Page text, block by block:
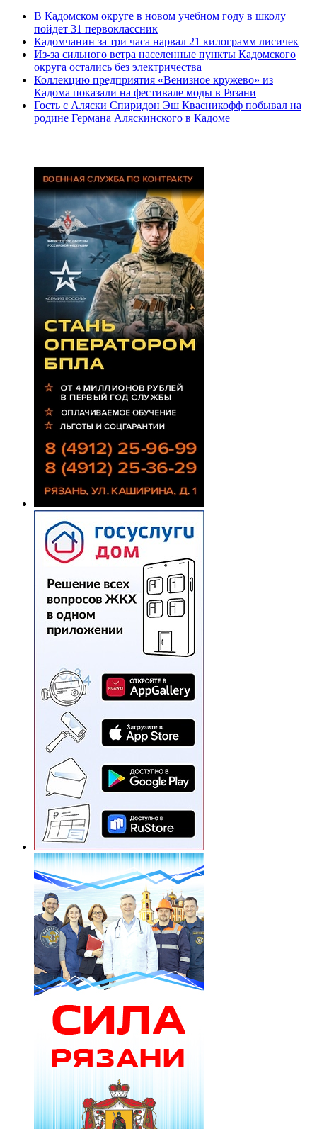
В Кадомском округе в новом учебном году в школу
пойдет 31 первоклассник
Кадомчанин за три часа нарвал 21 килограмм лисичек
Из-за сильного ветра населенные пункты Кадомского
округа остались без электричества
Коллекцию предприятия «Венизное кружево» из
Кадома показали на фестивале моды в Рязани
Гость с Аляски Спиридон Эш Квасникофф побывал на
родине Германа Аляскинского в Кадоме